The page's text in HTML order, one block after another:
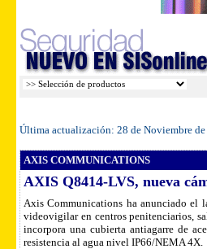
Última actualización: 28 de Noviembre
AXIS COMMUNICATIONS
AXIS Q8414-LVS, nueva
Axis Communications ha anunciado el
videovigilar en centros penitenciarios,
incorpora una cubierta antiagarre de
resistencia al agua nivel IP66/NEMA 4X.